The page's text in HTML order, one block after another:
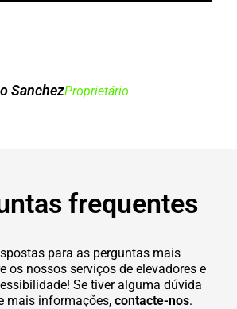
SanchezProprietário
frequentes
para as perguntas mais
os nossos serviços de elevadores e
Se tiver alguma dúvida
mais informações, contacte-nos.